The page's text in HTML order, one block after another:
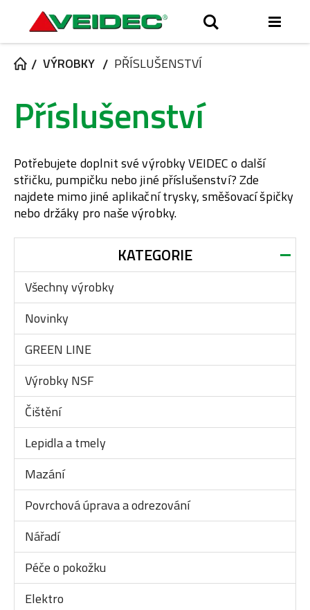
VÝROBKY PŘÍSLUŠENSTVÍ
Příslušenství
Potřebujete doplnit své výrobky VEIDEC o další
střičku, pumpičku nebo jiné příslušenství? Zde
najdete mimo jiné aplikační trysky, směšovací špičky
nebo držáky pro naše výrobky.
KATEGORIE
Všechny výrobky
Novinky
GREEN LINE
Výrobky NSF
Čištění
Lepidla a tmely
Mazání
Povrchová úprava a odrezování
Nářadí
Péče o pokožku
Elektro